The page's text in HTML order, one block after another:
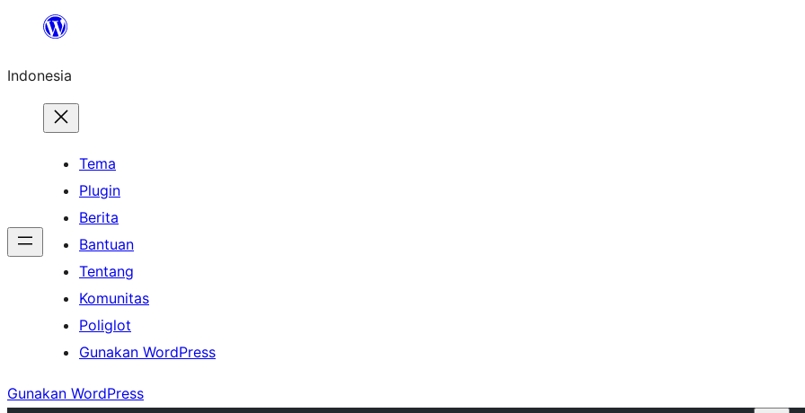
Lewati
konten
Indonesia
Tema
Plugin
Berita
Bantuan
Tentang
Komunitas
Poliglot
Gunakan WordPress
Gunakan WordPress